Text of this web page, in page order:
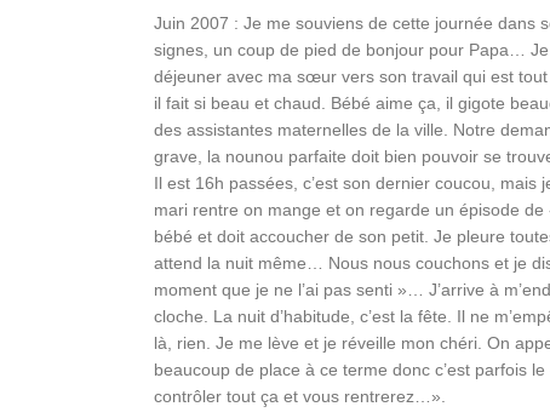
Juin 2007 : Je me souviens de cette journée dans
signes, un coup de pied de bonjour pour Papa…
déjeuner avec ma sœur vers son travail qui est
il fait si beau et chaud. Bébé aime ça, il gigote
des assistantes maternelles de la ville. Notre
grave, la nounou parfaite doit bien pouvoir se
Il est 16h passées, c’est son dernier coucou,
mari rentre on mange et on regarde un épisode
bébé et doit accoucher de son petit. Je pleure
attend la nuit même… Nous nous couchons et je
moment que je ne l’ai pas senti »… J’arrive à
cloche. La nuit d’habitude, c’est la fête. Il ne
là, rien. Je me lève et je réveille mon chéri. On
beaucoup de place à ce terme donc c’est parfois
contrôler tout ça et vous rentrerez…».